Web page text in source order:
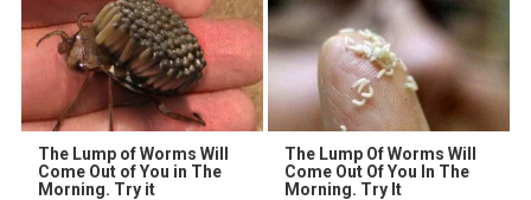
The Lump of Worms Will
Come Out of You in The
Morning. Try it
The Lump Of Worms Will
Come Out Of You In The
Morning. Try It